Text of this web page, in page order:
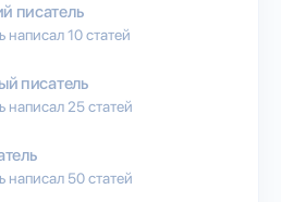
писатель
написал 10 статей
писатель
написал 25 статей
написал 50 статей